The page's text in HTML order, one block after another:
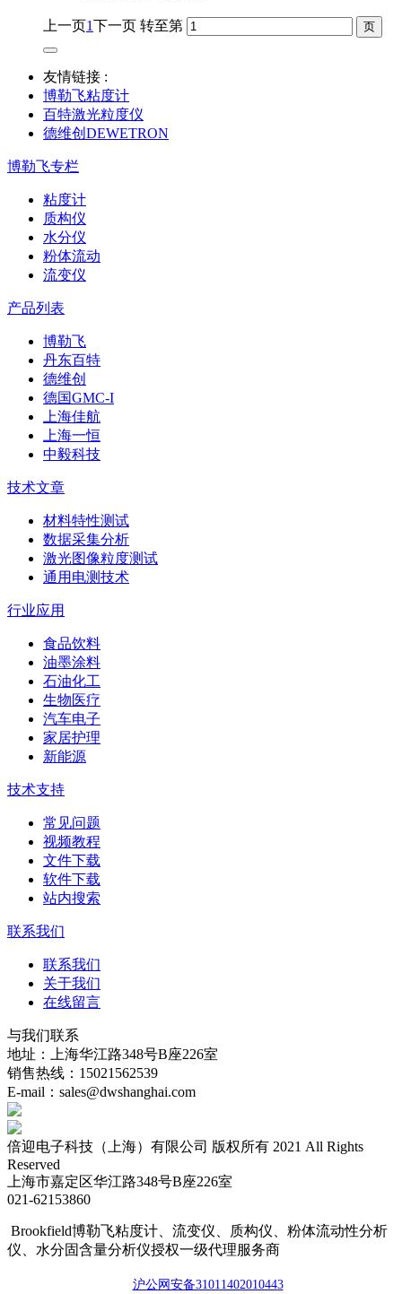
上一页1下一页 转至第
友情链接 :
博勒飞粘度计
百特激光粒度仪
德维创DEWETRON
博勒飞专栏
粘度计
质构仪
水分仪
粉体流动
流变仪
产品列表
博勒飞
丹东百特
德维创
德国GMC-I
上海佳航
上海一恒
中毅科技
技术文章
材料特性测试
数据采集分析
激光图像粒度测试
通用电测技术
行业应用
食品饮料
油墨涂料
石油化工
生物医疗
汽车电子
家居护理
新能源
技术支持
常见问题
视频教程
文件下载
软件下载
站内搜索
联系我们
联系我们
关于我们
在线留言
与我们联系
地址：上海华江路348号B座226室
销售热线：15021562539
E-mail：sales@dwshanghai.com
倍迎电子科技（上海）有限公司 版权所有 2021 All Rights
Reserved
上海市嘉定区华江路348号B座226室
021-62153860
Brookfield博勒飞粘度计、流变仪、质构仪、粉体流动性分析
仪、水分固含量分析仪授权一级代理服务商
沪公网安备31011402010443